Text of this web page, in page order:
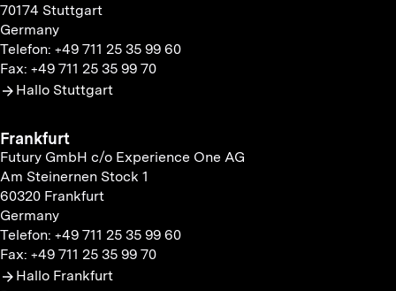
70174 Stuttgart
Germany
Telefon: +49 711 25 35 99 60
Fax: +49 711 25 35 99 70
Hallo Stuttgart
Frankfurt
Futury GmbH c/o Experience One AG
Am Steinernen Stock 1
60320 Frankfurt
Germany
Telefon: +49 711 25 35 99 60
Fax: +49 711 25 35 99 70
Hallo Frankfurt